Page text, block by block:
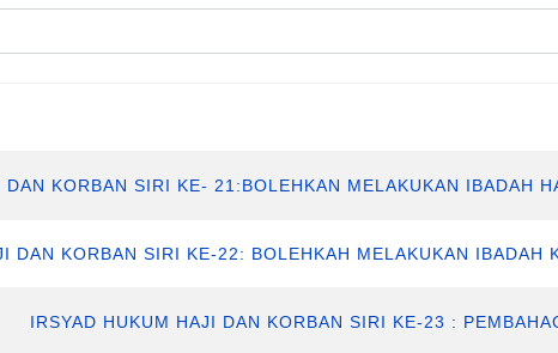
KORBAN SIRI KE- 21:BOLEHKAN MELAKUKAN IBADAH
DAN KORBAN SIRI KE-22: BOLEHKAH MELAKUKAN IBADAH
IRSYAD HUKUM HAJI DAN KORBAN SIRI KE-23 :